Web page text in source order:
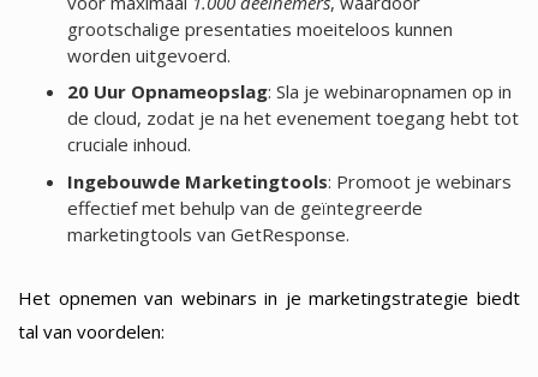
grootschalige presentaties moeiteloos kunnen
worden uitgevoerd.
20 Uur Opnameopslag: Sla je webinaropnamen op in
de cloud, zodat je na het evenement toegang hebt tot
cruciale inhoud.
Ingebouwde Marketingtools: Promoot je webinars
effectief met behulp van de geïntegreerde
marketingtools van GetResponse.
Het opnemen van webinars in je marketingstrategie biedt
tal van voordelen: